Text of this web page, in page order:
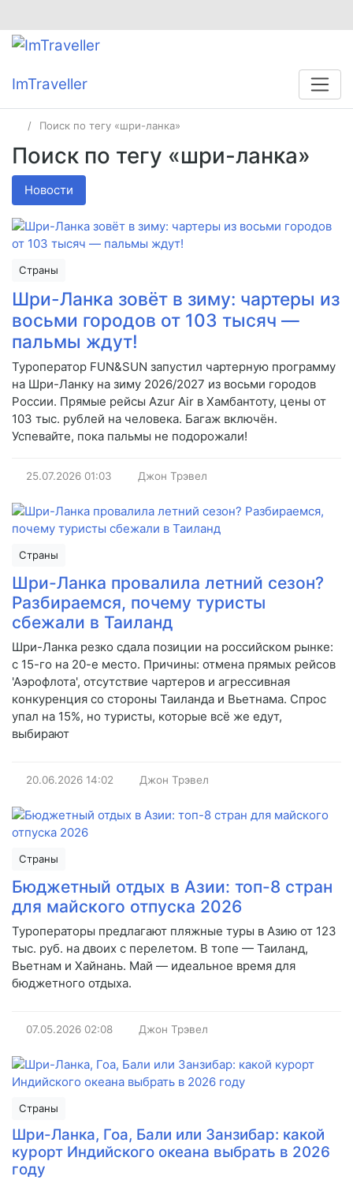
ImTraveller
Поиск по тегу «шри-ланка»
Поиск по тегу «шри-ланка»
Новости
Страны
Шри-Ланка зовёт в зиму: чартеры из
восьми городов от 103 тысяч —
пальмы ждут!
Туроператор FUN&SUN запустил чартерную программу
на Шри-Ланку на зиму 2026/2027 из восьми городов
России. Прямые рейсы Azur Air в Хамбантоту, цены от
103 тыс. рублей на человека. Багаж включён.
Успевайте, пока пальмы не подорожали!
25.07.2026 01:03 Джон Трэвел
Страны
Шри-Ланка провалила летний сезон?
Разбираемся, почему туристы
сбежали в Таиланд
Шри-Ланка резко сдала позиции на российском рынке:
с 15-го на 20-е место. Причины: отмена прямых рейсов
'Аэрофлота', отсутствие чартеров и агрессивная
конкуренция со стороны Таиланда и Вьетнама. Спрос
упал на 15%, но туристы, которые всё же едут,
выбирают
20.06.2026 14:02 Джон Трэвел
Страны
Бюджетный отдых в Азии: топ-8 стран
для майского отпуска 2026
Туроператоры предлагают пляжные туры в Азию от 123
тыс. руб. на двоих с перелетом. В топе — Таиланд,
Вьетнам и Хайнань. Май — идеальное время для
бюджетного отдыха.
07.05.2026 02:08 Джон Трэвел
Страны
Шри-Ланка, Гоа, Бали или Занзибар: какой
курорт Индийского океана выбрать в 2026
году